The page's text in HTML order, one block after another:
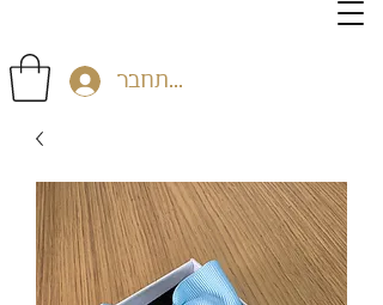
התחבר